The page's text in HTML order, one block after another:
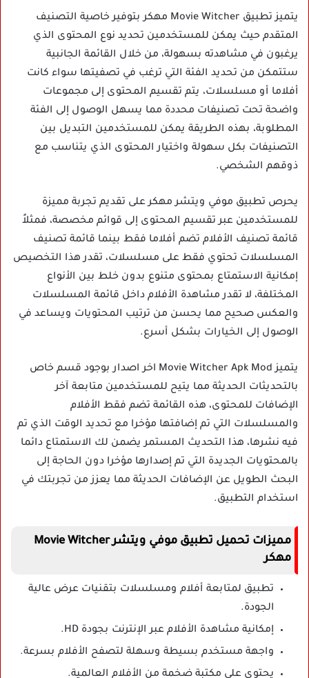
يتميز تطبيق Movie Witcher مهكر بتوفير خاصية التصنيف
المتقدم حيث يمكن للمستخدمين تحديد نوع المحتوى الذي
يرغبون في مشاهدته بسهولة، من خلال القائمة الجانبية
ستتمكن من تحديد الفئة التي ترغب في تصفيتها سواء كانت
أفلاما أو مسلسلات، يتم تقسيم المحتوى إلى مجموعات
واضحة تحت تصنيفات محددة مما يسهل الوصول إلى الفئة
المطلوبة، بهذه الطريقة يمكن للمستخدمين التبديل بين
التصنيفات بكل سهولة واختيار المحتوى الذي يتناسب مع
ذوقهم الشخصي.
يحرص تطبيق موفي ويتشر مهكر على تقديم تجربة مميزة
للمستخدمين عبر تقسيم المحتوى إلى قوائم مخصصة، فمثلاً
قائمة تصنيف الأفلام تضم أفلاما فقط بينما قائمة تصنيف
المسلسلات تحتوي فقط على مسلسلات، تقدر هذا التخصيص
إمكانية الاستمتاع بمحتوى متنوع بدون خلط بين الأنواع
المختلفة، لا تقدر مشاهدة الأفلام داخل قائمة المسلسلات
والعكس صحيح مما يحسن من ترتيب المحتويات ويساعد في
الوصول إلى الخيارات بشكل أسرع.
يتميز Movie Witcher Apk Mod اخر اصدار بوجود قسم خاص
بالتحديثات الحديثة مما يتيح للمستخدمين متابعة آخر
الإضافات للمحتوى، هذه القائمة تضم فقط الأفلام
والمسلسلات التي تم إضافتها مؤخرا مع تحديد الوقت الذي تم
فيه نشرها، هذا التحديث المستمر يضمن لك الاستمتاع دائما
بالمحتويات الجديدة التي تم إصدارها مؤخرا دون الحاجة إلى
البحث الطويل عن الإضافات الحديثة مما يعزز من تجربتك في
استخدام التطبيق.
مميزات تحميل تطبيق موفي ويتشر Movie Witcher
مهكر
تطبيق لمتابعة أفلام ومسلسلات بتقنيات عرض عالية
الجودة.
إمكانية مشاهدة الأفلام عبر الإنترنت بجودة HD.
واجهة مستخدم بسيطة وسهلة لتصفح الأفلام بسرعة.
يحتوي على مكتبة ضخمة من الأفلام العالمية.